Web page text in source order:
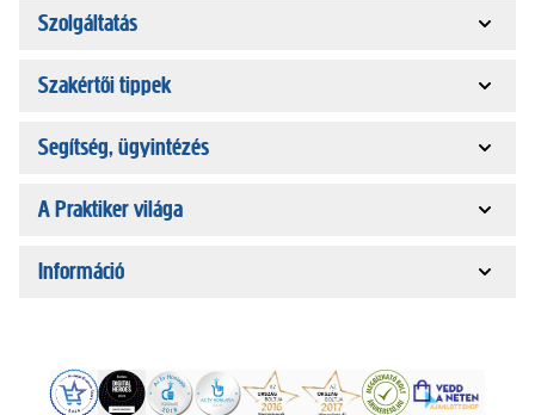
Szolgáltatás
Szakértői tippek
Segítség, ügyintézés
A Praktiker világa
Információ